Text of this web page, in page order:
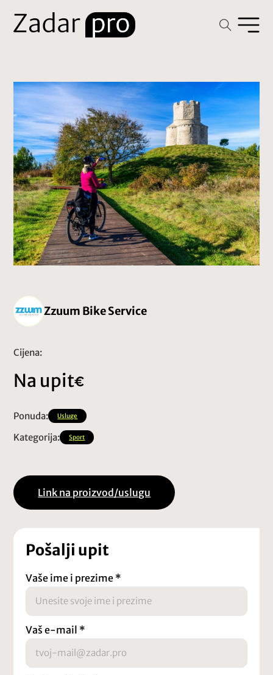
Zzuum Bike Service
Cijena:
Na upit
Ponuda: Usluge
Kategorija: Sport
Link na proizvod/uslugu
Pošalji upit
Vaše ime i prezime *
Vaš e-mail *